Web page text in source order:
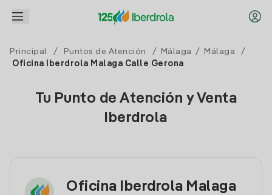
Principal / Puntos de Atención / Málaga / Málaga
/
Oficina Iberdrola Malaga Calle Gerona
Tu Punto de Atención y Venta
Iberdrola
Oficina Iberdrola Malaga